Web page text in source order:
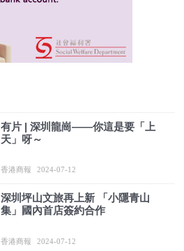
有片 | 深圳龍崗——你這是要「上
天」呀～
香港商報 2024-07-12
深圳坪山文旅再上新 「小隱青山
集」國內首店簽約合作
香港商報 2024-07-12